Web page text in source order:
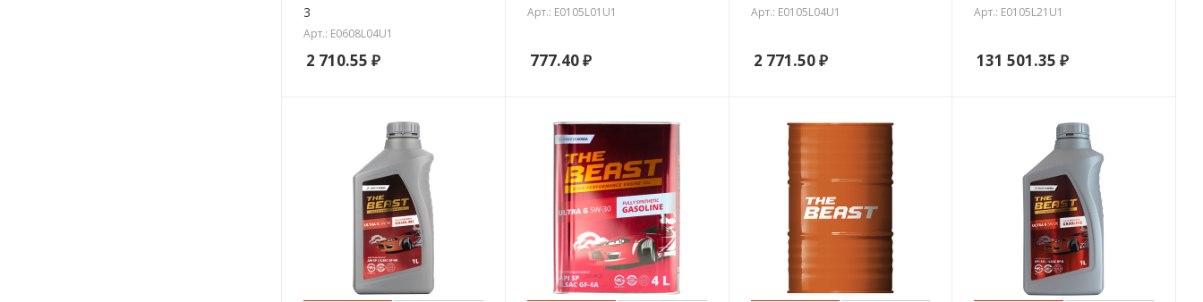
3
Арт.: E0608L04U1
2 710.55 ₽
Арт.: E0105L01U1
777.40₽
Арт.: E0105L04U1
2 771.50₽
Арт.: E0105L21U1
131 501.35 ₽